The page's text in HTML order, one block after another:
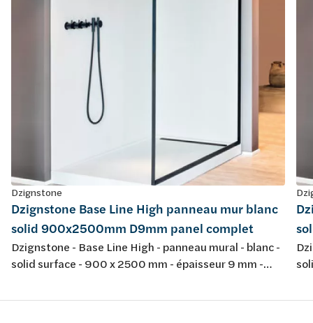
Dzignstone
Dzignstone Base Line High panneau mur blanc
solid 900x2500mm D9mm panel complet
Dzignstone - Base Line High - panneau mural - blanc -
solid surface - 900 x 2500 mm - épaisseur 9 mm -
Solid Filler et Solid Connect